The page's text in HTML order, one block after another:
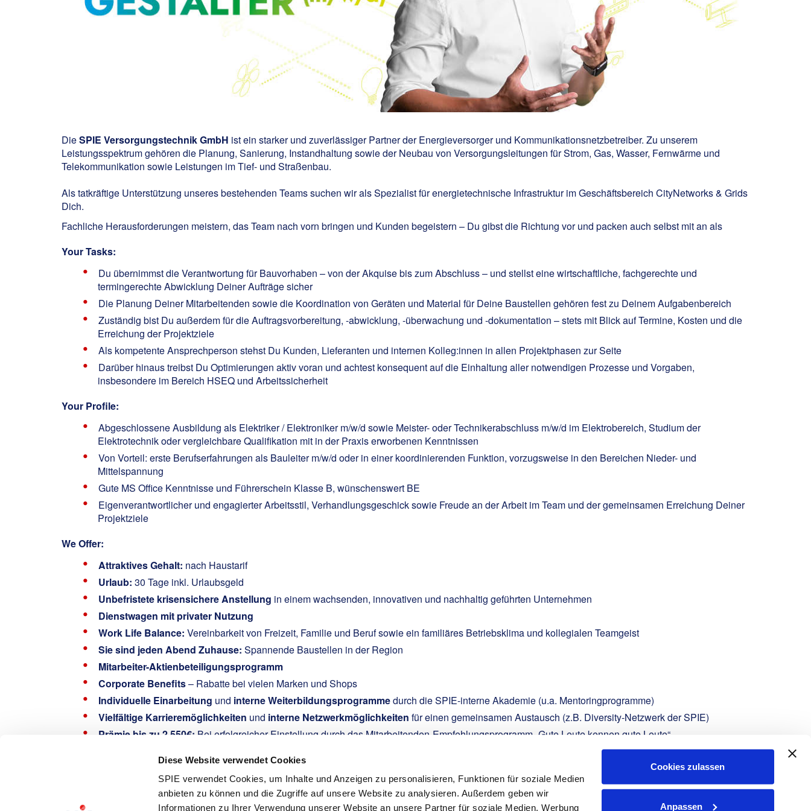
Diese Website verwendet Cookies
SPIE verwendet Cookies, um Inhalte und Anzeigen zu personalisieren, Funktionen für soziale Medien
anbieten zu können und die Zugriffe auf unsere Website zu analysieren. Außerdem geben wir
Informationen zu Ihrer Verwendung unserer Website an unsere Partner für soziale Medien, Werbung
Cookies zulassen
Anpassen
DieSPIE Versorgungstechnik GmbH ist ein starker und zuverlässiger Partner der Energieversorger und Kommunikationsnetzbetreiber. Zu unserem
Leistungsspektrum gehören die Planung, Sanierung, Instandhaltung sowie der Neubau von Versorgungsleitungen für Strom, Gas, Wasser, Fernwärme und
Telekommunikation sowie Leistungen im Tief- und Straßenbau.
Als tatkräftige Unterstützung unseres bestehenden Teams suchen wir als Spezialist für energietechnische Infrastruktur im Geschäftsbereich CityNetworks & Grids
Dich.
Fachliche Herausforderungen meistern, das Team nach vorn bringen und Kunden begeistern – Du gibst die Richtung vor und packen auch selbst mit an als
Your Tasks:
Du übernimmst die Verantwortung für Bauvorhaben – von der Akquise bis zum Abschluss – und stellst eine wirtschaftliche, fachgerechte und
termingerechte Abwicklung Deiner Aufträge sicher
Die Planung Deiner Mitarbeitenden sowie die Koordination von Geräten und Material für Deine Baustellen gehören fest zu Deinem Aufgabenbereich
Zuständig bist Du außerdem für die Auftragsvorbereitung, -abwicklung, -überwachung und -dokumentation – stets mit Blick auf Termine, Kosten und die
Erreichung der Projektziele
Als kompetente Ansprechperson stehst Du Kunden, Lieferanten und internen Kolleg:innen in allen Projektphasen zur Seite
Darüber hinaus treibst Du Optimierungen aktiv voran und achtest konsequent auf die Einhaltung aller notwendigen Prozesse und Vorgaben,
insbesondere im Bereich HSEQ und Arbeitssicherheit
Your Profile:
Abgeschlossene Ausbildung als Elektriker / Elektroniker m/w/d sowie Meister- oder Technikerabschluss m/w/d im Elektrobereich, Studium der
Elektrotechnik oder vergleichbare Qualifikation mit in der Praxis erworbenen Kenntnissen
Von Vorteil: erste Berufserfahrungen als Bauleiter m/w/d oder in einer koordinierenden Funktion, vorzugsweise in den Bereichen Nieder- und
Mittelspannung
Gute MS Office Kenntnisse und Führerschein Klasse B, wünschenswert BE
Eigenverantwortlicher und engagierter Arbeitsstil, Verhandlungsgeschick sowie Freude an der Arbeit im Team und der gemeinsamen Erreichung Deiner
Projektziele
We Offer:
Attraktives Gehalt: nach Haustarif
Urlaub: 30 Tage inkl. Urlaubsgeld
Unbefristete krisensichere Anstellung in einem wachsenden, innovativen und nachhaltig geführten Unternehmen
Dienstwagen mit privater Nutzung
Work Life Balance: Vereinbarkeit von Freizeit, Familie und Beruf sowie ein familiäres Betriebsklima und kollegialen Teamgeist
Sie sind jeden Abend Zuhause: Spannende Baustellen in der Region
Mitarbeiter-Aktienbeteiligungsprogramm
Corporate Benefits– Rabatte bei vielen Marken und Shops
Individuelle Einarbeitung und interne Weiterbildungsprogrammedurch die SPIE-interne Akademie (u.a. Mentoringprogramme)
Vielfältige Karrieremöglichkeiten und interne Netzwerkmöglichkeiten für einen gemeinsamen Austausch (z.B. Diversity-Netzwerk der SPIE)
Prämie bis zu 2.550€: Bei erfolgreicher Einstellung durch das Mitarbeitenden-Empfehlungsprogramm „Gute Leute kennen gute Leute“
Spende den Rest-Cent Deiner Nettovergütung und erhalte bei Bedarf selbst finanzielle Hilfe aus dem Unterstützungsfond